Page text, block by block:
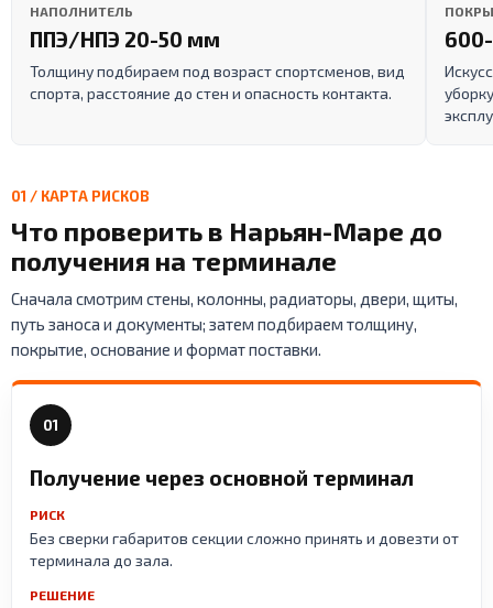
НАПОЛНИТЕЛЬ
ППЭ/НПЭ 20-50 мм
Толщину подбираем под возраст спортсменов, вид
спорта, расстояние до стен и опасность контакта.
01 / КАРТА РИСКОВ
Что проверить в Нарьян-Маре до
получения на терминале
Сначала смотрим стены, колонны, радиаторы, двери, щиты,
путь заноса и документы; затем подбираем толщину,
покрытие, основание и формат поставки.
01
Получение через основной терминал
РИСК
Без сверки габаритов секции сложно принять и довезти от
терминала до зала.
РЕШЕНИЕ